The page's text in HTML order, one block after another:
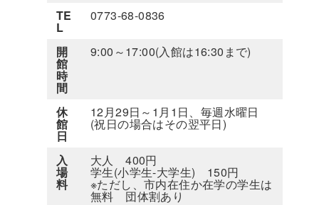
TE
L
0773-68-0836
開
館
時
間
9:00～17:00(入館は16:30まで)
休
館
日
12月29日～1月1日、毎週水曜日
(祝日の場合はその翌平日)
入
場
料
大人 400円
学生(小学生-大学生) 150円
※ただし、市内在住か在学の学生は
無料 団体割あり